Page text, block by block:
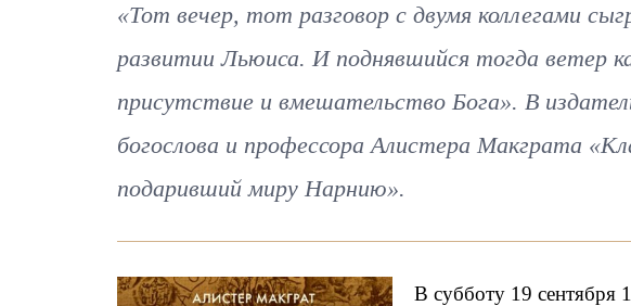
«Тот вечер, тот разговор с двумя коллегами
развитии Льюиса. И поднявшийся тогда ветер
присутствие и вмешательство Бога». В
богослова и профессора Алистера Макграта
подаривший миру Нарнию».
В субботу 19 сентября